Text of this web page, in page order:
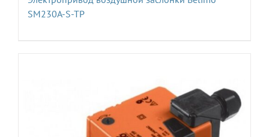
SM230A-S-TP